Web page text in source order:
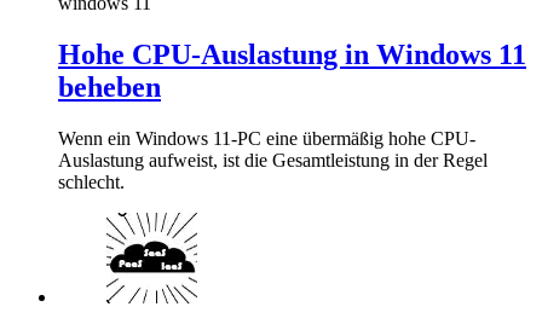
Hohe CPU-Auslastung in Windows 11
beheben
Wenn ein Windows 11-PC eine übermäßig hohe CPU-
Auslastung aufweist, ist die Gesamtleistung in der Regel
schlecht.